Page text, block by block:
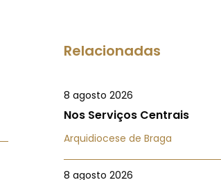
Relacionadas
8 agosto 2026
Nos Serviços Centrais
Arquidiocese de Braga
8 agosto 2026